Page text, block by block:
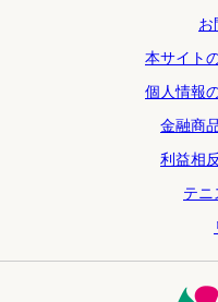
お
本サイト
個人情報
金融商
利益相
テニ